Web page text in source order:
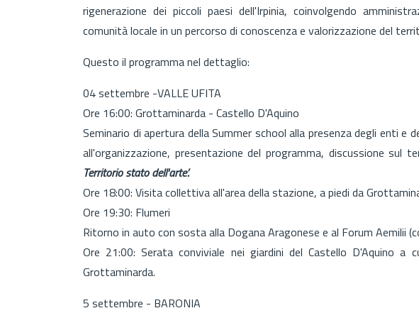
rigenerazione dei piccoli paesi dell'Irpinia, coinvolgendo
comunità locale in un percorso di conoscenza e valorizzazione del
Questo il programma nel dettaglio:
04 settembre -VALLE UFITA
Ore 16:00: Grottaminarda - Castello D'Aquino
Seminario di apertura della Summer school alla presenza degli enti e
all'organizzazione, presentazione del programma, discussione sul
Territorio stato dell'arte’.
Ore 18:00: Visita collettiva all'area della stazione, a piedi da
Ore 19:30: Flumeri
Ritorno in auto con sosta alla Dogana Aragonese e al Forum Aemilii
Ore 21:00: Serata conviviale nei giardini del Castello D'Aquino a
Grottaminarda.
5 settembre - BARONIA